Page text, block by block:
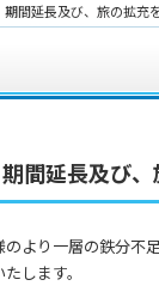
間延長及び、旅の拡充
間延長及び
より一層の鉄分不
します。